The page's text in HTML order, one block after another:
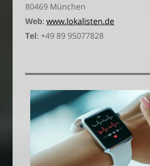
80469 München
Web: www.lokalisten.de
Tel: +49 89 95077828